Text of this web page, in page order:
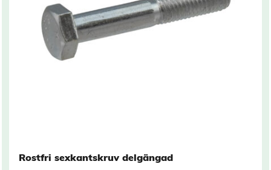
Rostfri sexkantskruv delgängad